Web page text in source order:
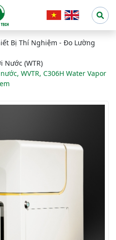
Bị Thí Nghiệm - Đo Lường
Nước (WTR)
WVTR, C306H Water Vapor